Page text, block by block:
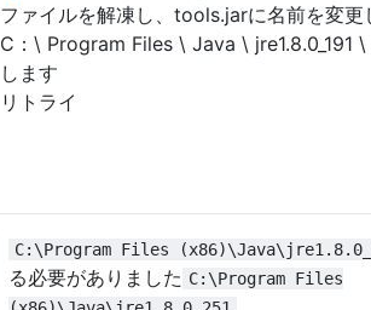
ファイルを解凍し、tools.jarに名前を変更
C：\ Program Files \ Java \ jre1.8.0_191
します
リトライ
C:\Program Files
る必要がありました C:\Program Files